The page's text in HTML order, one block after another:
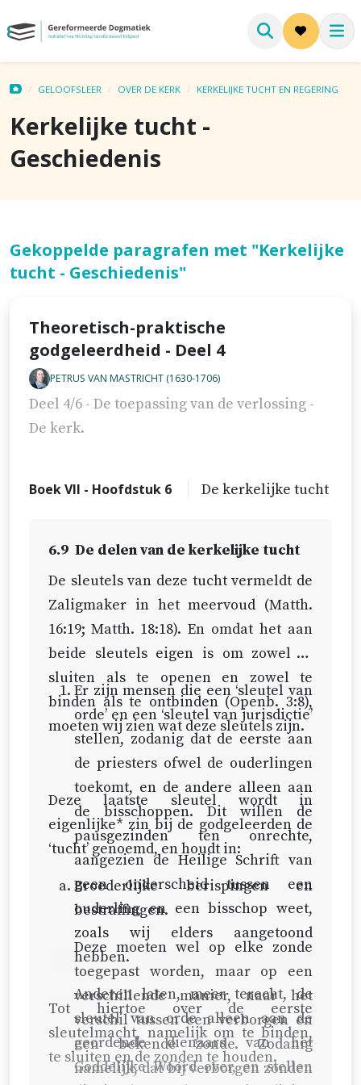
GELOOFSLEER OVER DE KERK KERKELIJKE TUCHT EN REGERING
Kerkelijke tucht -
Geschiedenis
Gekoppelde paragrafen met "Kerkelijke
tucht - Geschiedenis"
Theoretisch-praktische
godgeleerdheid - Deel 4
PETRUS VAN MASTRICHT (1630-1706)
Deel 4/6 - De toepassing van de verlossing -
De kerk.
Boek VII - Hoofdstuk 6 De kerkelijke tucht
6.9 De delen van de kerkelijke tucht
De sleutels van deze tucht vermeldt de
Zaligmaker in het meervoud (Matth.
16:19; Matth. 18:18). En omdat het aan
beide sleutels eigen is om zowel te
sluiten als te openen en zowel te
binden als te ontbinden (Openb. 3:8),
moeten wij zien wat deze sleutels zijn.
Er zijn mensen die een ‘sleutel van
orde’ en een ‘sleutel van jurisdictie’
stellen, zodanig dat de eerste aan
de priesters ofwel de ouderlingen
toekomt, en de andere alleen aan
de bisschoppen. Dit willen de
pausgezinden ten onrechte,
aangezien de Heilige Schrift van
geen onderscheid tussen een
ouderling en een bisschop weet,
zoals wij elders aangetoond
hebben.
Anderen laten, meer terecht, de
sleutel van orde alleen aan de
geordende dienaars van het
Goddelijke Woord over, en stellen
Deze laatste sleutel wordt in
eigenlijke* zin bij de godgeleerden de
‘tucht’ genoemd, en houdt in:
Broederlijke berispingen en
bestraffingen.
Deze moeten wel op elke zonde
toegepast worden, maar op een
verschillende manier, naar het
verschil tussen een verborgen en
een bekende zonde. Zodanig
namelijk, dat bij verborgen zonden
Tot hiertoe over de eerste
sleutelmacht, namelijk om te binden,
te sluiten en de zonden te houden.